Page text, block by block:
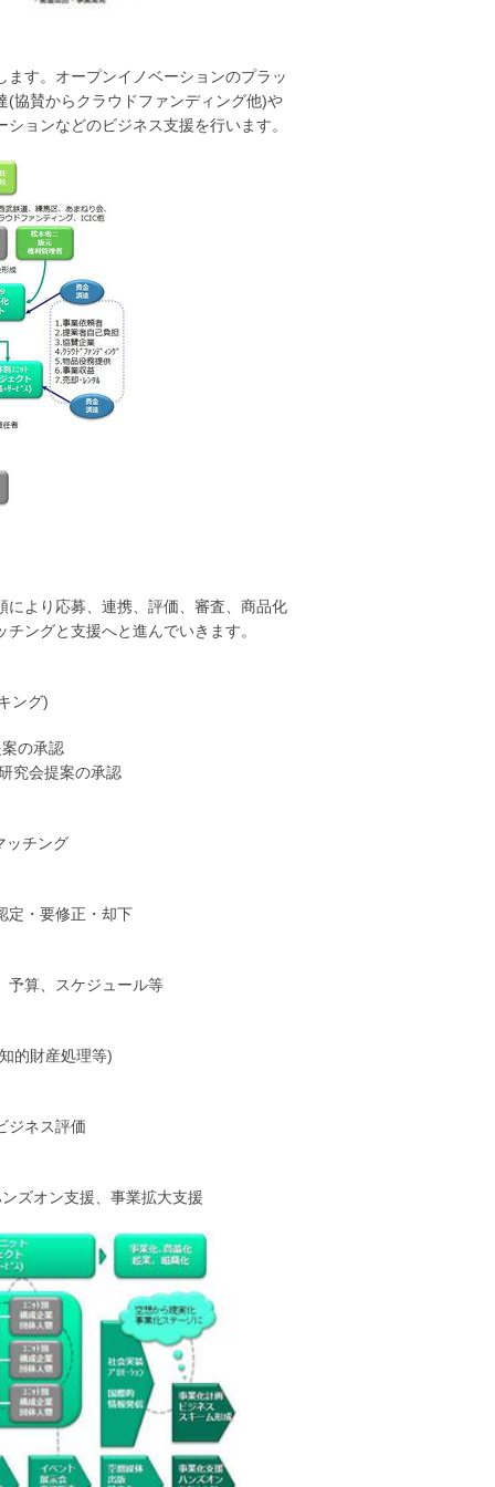
す。オープンイノベーションのプラッ
(協賛からクラウドファンディング他)や
ョンなどのビジネス支援を行います。
より応募、連携、評価、審査、商品化
ングと支援へと進んでいきます。
ング)
の承認
会提案の承認
ッチング
・要修正・却下
予算、スケジュール等
的財産処理等)
ネス評価
ズオン支援、事業拡大支援